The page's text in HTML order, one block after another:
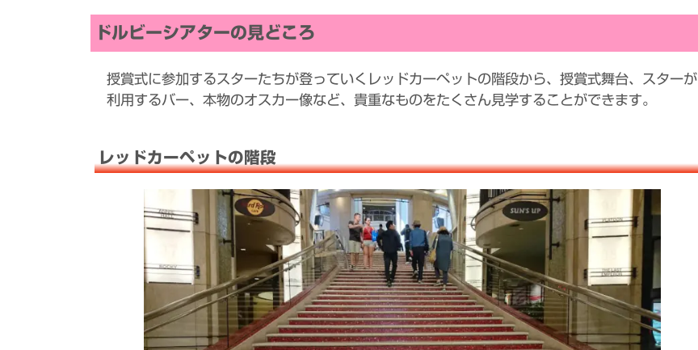
ドルビーシアターの見どころ
授賞式に参加するスターたちが登っていくレッドカーペットの階段から、授賞式舞台、スターが
利用するバー、本物のオスカー像など、貴重なものをたくさん見学することができます。
レッドカーペットの階段